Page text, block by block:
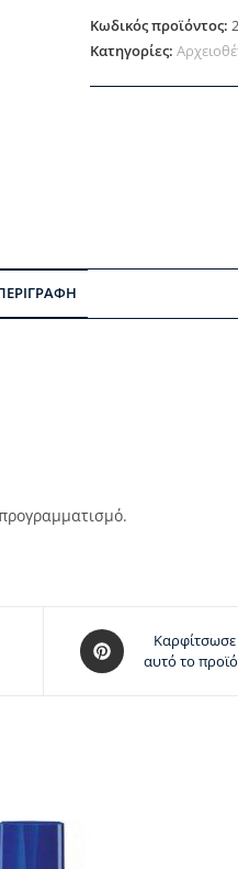
Κωδικός προϊόντος:
Κατηγορίες:
Καρφίτσωσε
αυτό το